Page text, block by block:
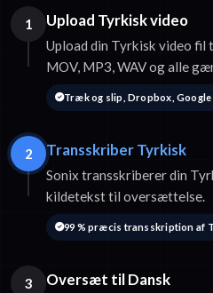
1 Upload Tyrkisk video
Upload din Tyrkisk video fil
MOV, MP3, WAV og alle
Træk og slip, Dropbox, Google
2 Transskriber Tyrkisk
Sonix transskriberer din
kildetekst til oversættelse.
99 % præcis transskription af
3 Oversæt til Dansk